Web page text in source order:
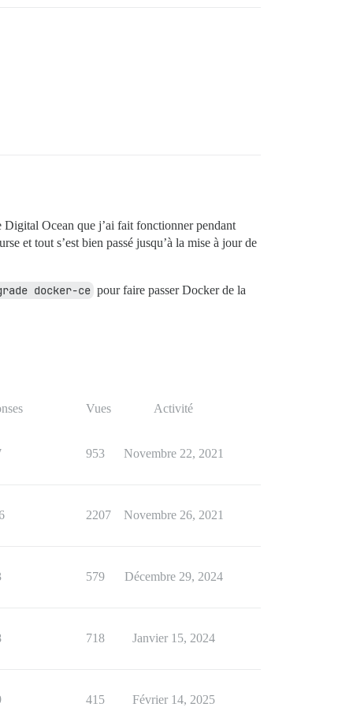
Digital Ocean que j’ai fait fonctionner pendant
et tout s’est bien passé jusqu’à la mise à jour de
docker-ce pour faire passer Docker de la
Vues Activité
953 Novembre 22, 2021
2207 Novembre 26, 2021
579 Décembre 29, 2024
718 Janvier 15, 2024
415 Février 14, 2025